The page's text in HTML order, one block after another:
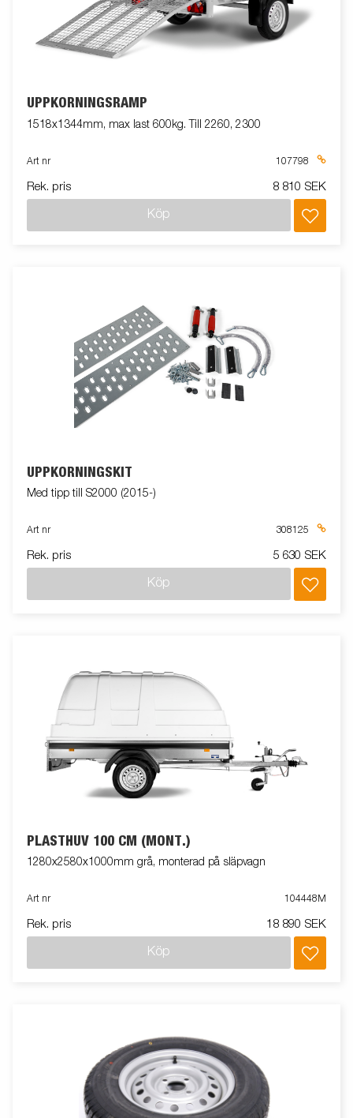
UPPKÖRNINGSRAMP
1518x1344mm, max last 600kg. Till 2260, 2300
Art nr 107798
Rek. pris 8 810 SEK
Köp
UPPKÖRNINGSKIT
Med tipp till S2000 (2015-)
Art nr 308125
Rek. pris 5 630 SEK
Köp
PLASTHUV 100 CM (MONT.)
1280x2580x1000mm grå, monterad på släpvagn
Art nr 104448M
Rek. pris 18 890 SEK
Köp